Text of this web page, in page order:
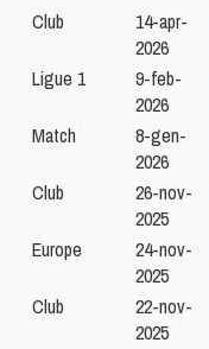
Club
14-apr-
2026
Ligue 1
9-feb-
2026
Match
8-gen-
2026
Club
26-nov-
2025
Europe
24-nov-
2025
Club
22-nov-
2025